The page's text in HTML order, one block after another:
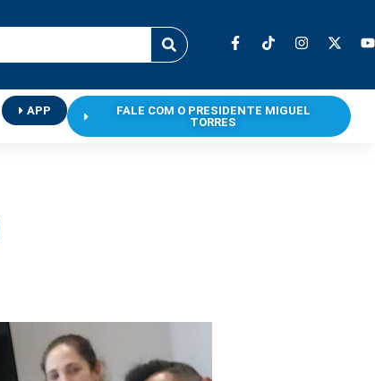
APP
FALE COM O PRESIDENTE MIGUEL
TORRES